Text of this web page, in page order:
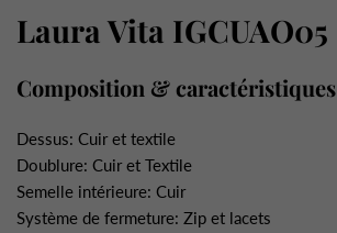
Laura Vita IGCUAO05
Composition & caractéristiques
Dessus: Cuir et textile
Doublure: Cuir et Textile
Semelle intérieure: Cuir
Système de fermeture: Zip et lacets